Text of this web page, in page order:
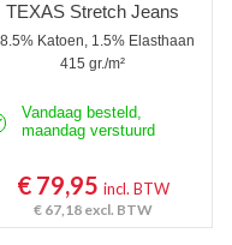
TEXAS Stretch Jeans
Katoen, 1.5% Elasthaan
415 gr./m²
Vandaag besteld,
maandag verstuurd
€ 79,95 incl. BTW
€ 67,18 excl. BTW